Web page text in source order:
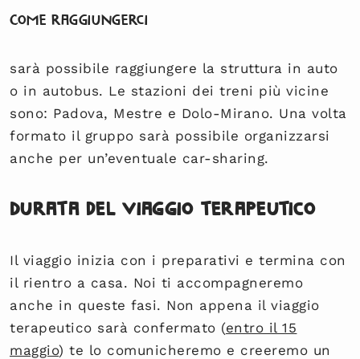
Come raggiungerci
sarà possibile raggiungere la struttura in auto
o in autobus. Le stazioni dei treni più vicine
sono: Padova, Mestre e Dolo-Mirano. Una volta
formato il gruppo sarà possibile organizzarsi
anche per un’eventuale car-sharing.
Durata del viaggio terapeutico
Il viaggio inizia con i preparativi e termina con
il rientro a casa. Noi ti accompagneremo
anche in queste fasi. Non appena il viaggio
terapeutico sarà confermato (entro il 15
maggio) te lo comunicheremo e creeremo un